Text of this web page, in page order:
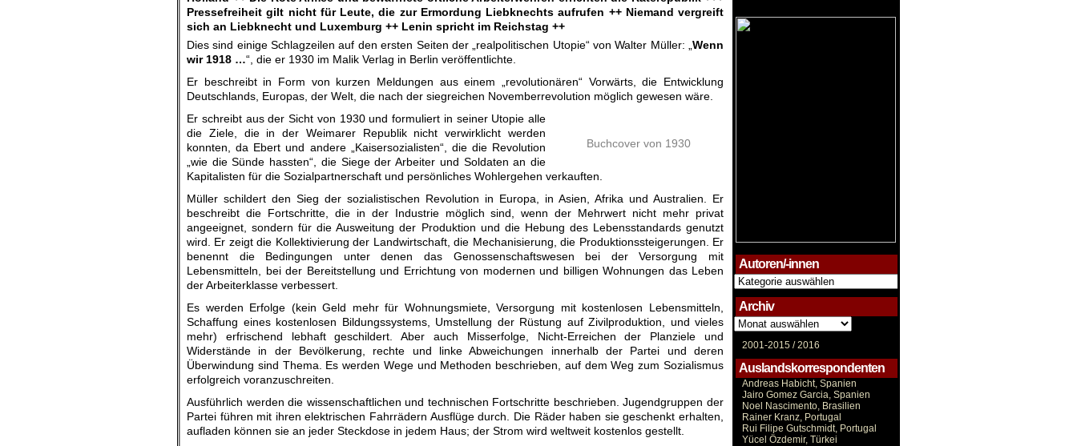
Pressefreiheit gilt nicht für Leute, die zur Ermordung Liebknechts aufrufen ++ Niemand vergreift
sich an Liebknecht und Luxemburg ++ Lenin spricht im Reichstag ++
Dies sind einige Schlagzeilen auf den ersten Seiten der „realpolitischen Utopie“ von Walter Müller: „ Wenn
wir 1918 …“, die er 1930 im Malik Verlag in Berlin veröffentlichte.
Er beschreibt in Form von kurzen Meldungen aus einem „revolutionären“ Vorwärts, die Entwicklung
Deutschlands, Europas, der Welt, die nach der siegreichen Novemberrevolution möglich gewesen wäre.
Buchcover von 1930
Er schreibt aus der Sicht von 1930 und formuliert in seiner Utopie alle
die Ziele, die in der Weimarer Republik nicht verwirklicht werden
konnten, da Ebert und andere „Kaisersozialisten“, die die Revolution
„wie die Sünde hassten“, die Siege der Arbeiter und Soldaten an die
Kapitalisten für die Sozialpartnerschaft und persönliches Wohlergehen verkauften.
Müller schildert den Sieg der sozialistischen Revolution in Europa, in Asien, Afrika und Australien. Er
beschreibt die Fortschritte, die in der Industrie möglich sind, wenn der Mehrwert nicht mehr privat
angeeignet, sondern für die Ausweitung der Produktion und die Hebung des Lebensstandards genutzt
wird. Er zeigt die Kollektivierung der Landwirtschaft, die Mechanisierung, die Produktionssteigerungen. Er
benennt die Bedingungen unter denen das Genossenschaftswesen bei der Versorgung mit
Lebensmitteln, bei der Bereitstellung und Errichtung von modernen und billigen Wohnungen das Leben
der Arbeiterklasse verbessert.
Es werden Erfolge (kein Geld mehr für Wohnungsmiete, Versorgung mit kostenlosen Lebensmitteln,
Schaffung eines kostenlosen Bildungssystems, Umstellung der Rüstung auf Zivilproduktion, und vieles
mehr) erfrischend lebhaft geschildert. Aber auch Misserfolge, Nicht-Erreichen der Planziele und
Widerstände in der Bevölkerung, rechte und linke Abweichungen innerhalb der Partei und deren
Überwindung sind Thema. Es werden Wege und Methoden beschrieben, auf dem Weg zum Sozialismus
erfolgreich voranzuschreiten.
Ausführlich werden die wissenschaftlichen und technischen Fortschritte beschrieben. Jugendgruppen der
Partei führen mit ihren elektrischen Fahrrädern Ausflüge durch. Die Räder haben sie geschenkt erhalten,
aufladen können sie an jeder Steckdose in jedem Haus; der Strom wird weltweit kostenlos gestellt.
Autoren/-innen
Autoren/-
innen
Archiv
Archiv
2001-2015 /2016
Auslandskorrespondenten
Andreas Habicht, Spanien
Jairo Gomez Garcia, Spanien
Noel Nascimento, Brasilien
Rainer Kranz, Portugal
Rui Filipe Gutschmidt, Portugal
Yücel Özdemir, Türkei